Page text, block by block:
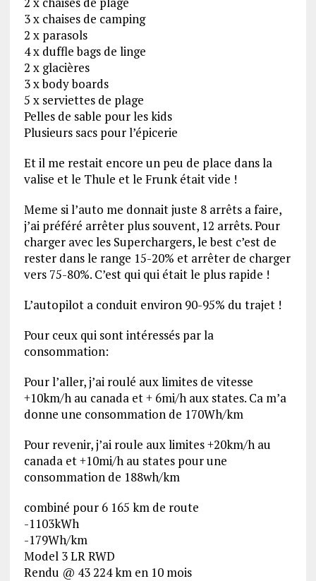
3 x chaises de camping
2 x parasols
4 x duffle bags de linge
2 x glacières
3 x body boards
5 x serviettes de plage
Pelles de sable pour les kids
Plusieurs sacs pour l’épicerie
Et il me restait encore un peu de place dans la
valise et le Thule et le Frunk était vide !
Meme si l’auto me donnait juste 8 arrêts a faire,
j’ai préféré arrêter plus souvent, 12 arrêts. Pour
charger avec les Superchargers, le best c’est de
rester dans le range 15-20% et arrêter de charger
vers 75-80%. C’est qui qui était le plus rapide !
L’autopilot a conduit environ 90-95% du trajet !
Pour ceux qui sont intéressés par la
consommation:
Pour l’aller, j’ai roulé aux limites de vitesse
+10km/h au canada et + 6mi/h aux states. Ca m’a
donne une consommation de 170Wh/km
Pour revenir, j’ai roule aux limites +20km/h au
canada et +10mi/h au states pour une
consommation de 188wh/km
combiné pour 6 165 km de route
-1103kWh
-179Wh/km
Model 3 LR RWD
Rendu @ 43 224 km en 10 mois